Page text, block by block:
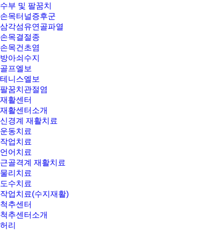
수부 및 팔꿈치
손목터널증후군
삼각섬유연골파열
손목결절종
손목건초염
방아쇠수지
골프엘보
테니스엘보
팔꿈치관절염
재활센터
재활센터소개
신경계 재활치료
운동치료
작업치료
언어치료
근골격계 재활치료
물리치료
도수치료
작업치료(수지재활)
척추센터
척추센터소개
허리